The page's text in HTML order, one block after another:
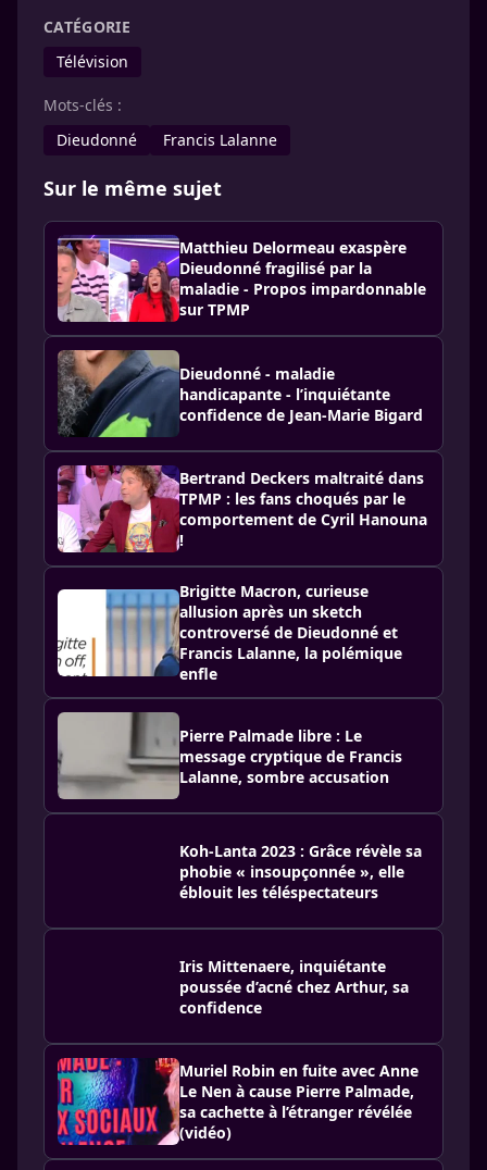
CATÉGORIE
Télévision
Mots-clés :
Dieudonné
Francis Lalanne
Sur le même sujet
Matthieu Delormeau exaspère
Dieudonné fragilisé par la
maladie - Propos impardonnable
sur TPMP
Dieudonné - maladie
handicapante - l’inquiétante
confidence de Jean-Marie Bigard
Bertrand Deckers maltraité dans
TPMP : les fans choqués par le
comportement de Cyril Hanouna
!
Brigitte Macron, curieuse
allusion après un sketch
controversé de Dieudonné et
Francis Lalanne, la polémique
enfle
Pierre Palmade libre : Le
message cryptique de Francis
Lalanne, sombre accusation
Koh-Lanta 2023 : Grâce révèle sa
phobie « insoupçonnée », elle
éblouit les téléspectateurs
Iris Mittenaere, inquiétante
poussée d’acné chez Arthur, sa
confidence
Muriel Robin en fuite avec Anne
Le Nen à cause Pierre Palmade,
sa cachette à l’étranger révélée
(vidéo)